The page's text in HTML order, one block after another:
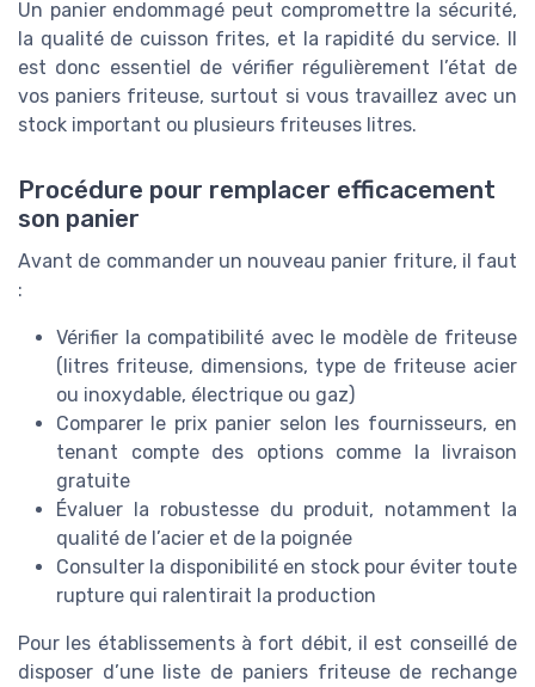
Un panier endommagé peut compromettre la sécurité,
la qualité de cuisson frites, et la rapidité du service. Il
est donc essentiel de vérifier régulièrement l’état de
vos paniers friteuse, surtout si vous travaillez avec un
stock important ou plusieurs friteuses litres.
Procédure pour remplacer efficacement
son panier
Avant de commander un nouveau panier friture, il faut
:
Vérifier la compatibilité avec le modèle de friteuse
(litres friteuse, dimensions, type de friteuse acier
ou inoxydable, électrique ou gaz)
Comparer le prix panier selon les fournisseurs, en
tenant compte des options comme la livraison
gratuite
Évaluer la robustesse du produit, notamment la
qualité de l’acier et de la poignée
Consulter la disponibilité en stock pour éviter toute
rupture qui ralentirait la production
Pour les établissements à fort débit, il est conseillé de
disposer d’une liste de paniers friteuse de rechange